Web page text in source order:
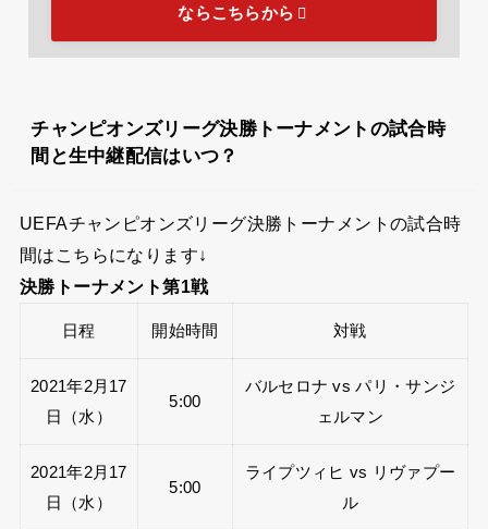
ならこちらから
チャンピオンズリーグ決勝トーナメントの試合時
間と生中継配信はいつ？
UEFAチャンピオンズリーグ決勝トーナメントの試合時
間はこちらになります↓
決勝トーナメント第1戦
日程 開始時間 対戦
2021年2月17
日（水）
5:00
バルセロナ vs パリ・サンジ
ェルマン
2021年2月17
日（水）
5:00
ライプツィヒ vs リヴァプー
ル